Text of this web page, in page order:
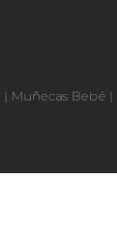
| Muñecas Bebé |